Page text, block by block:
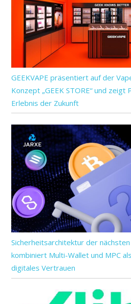
GEEKVAPE präsentiert auf der
Konzept „GEEK STORE“ und
Erlebnis der Zukunft
Sicherheitsarchitektur der nächsten
kombiniert Multi-Wallet und MPC
digitales Vertrauen